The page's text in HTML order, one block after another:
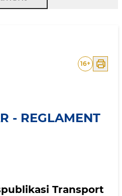
16+
- REGLAMENT
Transport